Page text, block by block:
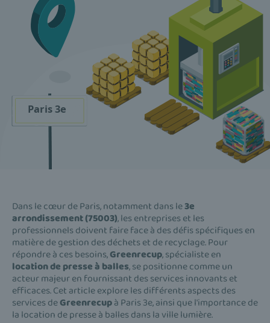
Dans le cœur de Paris, notamment dans le3e
arrondissement (75003), les entreprises et les
professionnels doivent faire face à des défis spécifiques en
matière de gestion des déchets et de recyclage. Pour
répondre à ces besoins,Greenrecup, spécialiste en
location de presse à balles, se positionne comme un
acteur majeur en fournissant des services innovants et
efficaces. Cet article explore les différents aspects des
services deGreenrecupà Paris 3e, ainsi que l'importance de
la location de presse à balles dans la ville lumière.